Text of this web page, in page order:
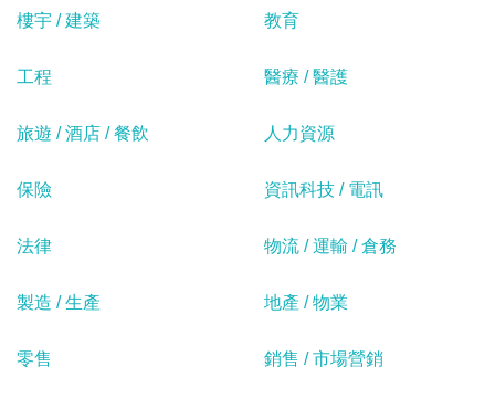
樓宇 / 建築 教育
工程 醫療 / 醫護
旅遊 / 酒店 / 餐飲 人力資源
保險 資訊科技 / 電訊
法律 物流 / 運輸 / 倉務
製造 / 生產 地產 / 物業
零售 銷售 / 市場營銷